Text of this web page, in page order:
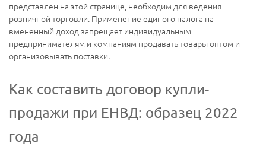
представлен на этой странице, необходим для ведения
розничной торговли. Применение единого налога на
вмененный доход запрещает индивидуальным
предпринимателям и компаниям продавать товары оптом и
организовывать поставки.
Как составить договор купли-
продажи при ЕНВД: образец 2022
года